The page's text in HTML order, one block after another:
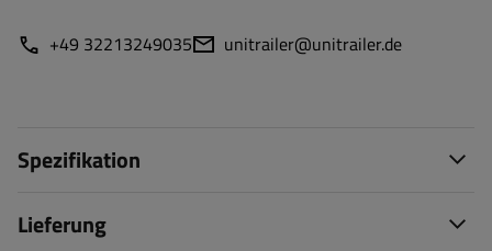
+49 32213249035 unitrailer@unitrailer.de
Spezifikation
Lieferung